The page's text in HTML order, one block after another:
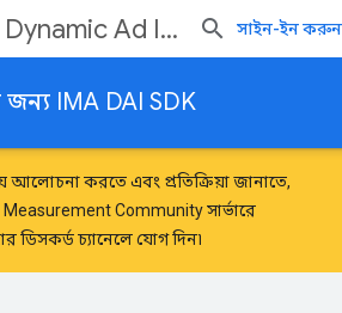
Dynamic Ad Insertion সাইন-ইন করুন
IMA DAI SDK
করতে এবং প্রতিক্রিয়া জানাতে,
Measurement Communityসার্ভারে
ডিসকর্ড চ্যানেলে যোগ দিন৷